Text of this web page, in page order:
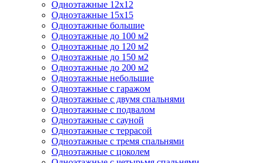
Одноэтажные 12х12
Одноэтажные 15х15
Одноэтажные большие
Одноэтажные до 100 м2
Одноэтажные до 120 м2
Одноэтажные до 150 м2
Одноэтажные до 200 м2
Одноэтажные небольшие
Одноэтажные с гаражом
Одноэтажные с двумя спальнями
Одноэтажные с подвалом
Одноэтажные с сауной
Одноэтажные с террасой
Одноэтажные с тремя спальнями
Одноэтажные с цоколем